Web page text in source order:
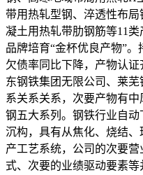
带用热轧型钢、淬透性布
凝土用热轧带肋钢筋等11
品牌培育“金杯优良产物”
欠债率同比下降，产物认
东钢铁集团无限公司、莱
系关系关系，次要产物有
钢五大系列。钢铁行业自
沉构，具有从焦化、烧结
产工艺系统，公司的次要
式、次要的业绩驱动要素